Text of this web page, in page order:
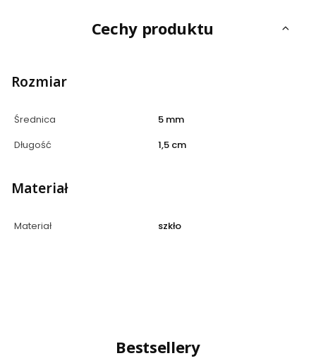
Cechy produktu
Rozmiar
Średnica
5 mm
Długość
1,5 cm
Materiał
Materiał szkło
Bestsellery